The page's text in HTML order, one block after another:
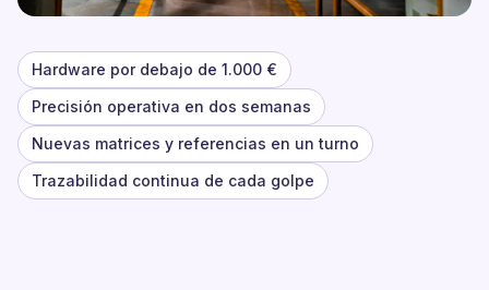
Hardware por debajo de 1.000 €
Precisión operativa en dos semanas
Nuevas matrices y referencias en un turno
Trazabilidad continua de cada golpe